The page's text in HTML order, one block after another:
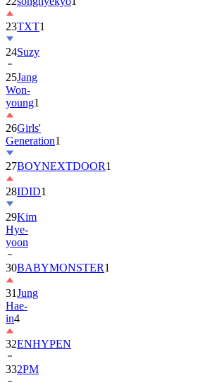
23TXT1
24Suzy
25Jang
Won-
young1
26Girls'
Generation1
27BOYNEXTDOOR1
28IDID1
29Kim
Hye-
yoon
30BABYMONSTER1
31Jung
Hae-
in4
32ENHYPEN
332PM